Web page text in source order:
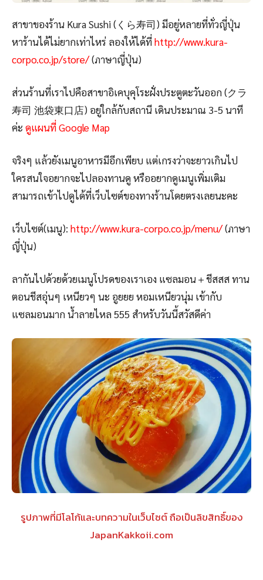
สาขาของร้าน Kura Sushi (くら寿司) มีอยู่หลายที่ทั่วญี่ปุ่น
หาร้านได้ไม่ยากเท่าไหร่ ลองให้ได้ที่http://www.kura-
corpo.co.jp/store/(ภาษาญี่ปุ่น)
ส่วนร้านที่เราไปคือสาขาอิเคบุคุโระฝั่งประตูตะวันออก (クラ
寿司 池袋東口店) อยู่ใกล้กับสถานี เดินประมาณ 3-5 นาที
ค่ะ ดูแผนที่ Google Map
จริงๆ แล้วยังเมนูอาหารมีอีกเพียบ แต่เกรงว่าจะยาวเกินไป
ใครสนใจอยากจะไปลองทานดู หรืออยากดูเมนูเพิ่มเติม
สามารถเข้าไปดูได้ที่เว็บไซต์ของทางร้านโดยตรงเลยนะคะ
เว็บไซต์(เมนู): http://www.kura-corpo.co.jp/menu/(ภาษา
ญี่ปุ่น)
ลากันไปด้วยด้วยเมนูโปรดของเราเอง แซลมอน＋ชีสสส ทาน
ตอนชีสอุ่นๆ เหนียวๆ นะ อูยยย หอมเหนียวนุ่ม เข้ากับ
แซลมอนมาก น้ำลายไหล 555 สำหรับวันนี้สวัสดีค่า
รูปภาพที่มีโลโก้และบทความในเว็บไซต์ ถือเป็นลิขสิทธิ์ของ
JapanKakkoii.com